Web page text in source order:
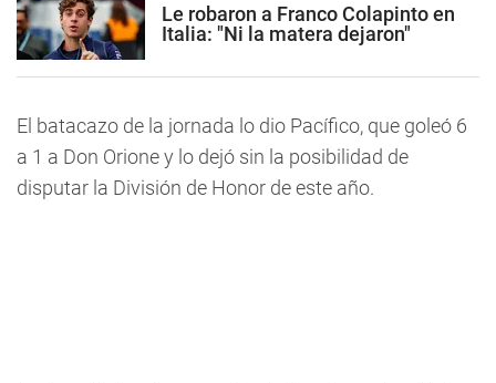
Le robaron a Franco Colapinto en
Italia: "Ni la matera dejaron"
El batacazo de la jornada lo dio Pacífico, que goleó 6
a 1 a Don Orione y lo dejó sin la posibilidad de
disputar la División de Honor de este año.